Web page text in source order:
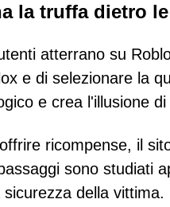
la truffa dietro
atterrano su
e di selezionare la
e crea l'illusione
ricompense, il
sono studiati
della